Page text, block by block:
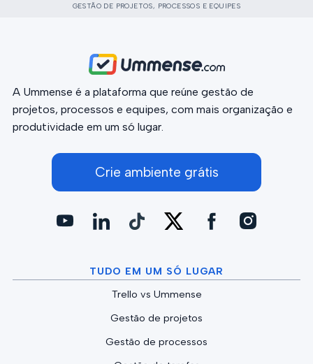
GESTÃO DE PROJETOS, PROCESSOS E EQUIPES
A Ummense é a plataforma que reúne gestão de
projetos, processos e equipes, com mais organização e
produtividade em um só lugar.
Crie ambiente grátis
TUDO EM UM SÓ LUGAR
Trello vs Ummense
Gestão de projetos
Gestão de processos